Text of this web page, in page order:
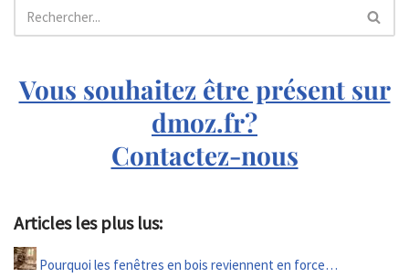
Vous souhaitez être présent sur
dmoz.fr?
Contactez-nous
Articles les plus lus:
Pourquoi les fenêtres en bois reviennent en force…